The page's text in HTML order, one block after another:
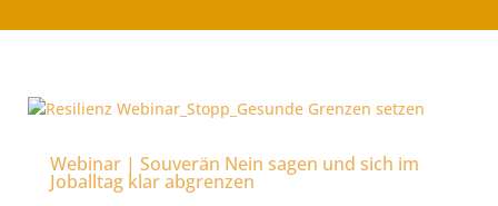
Webinar | Souverän Nein sagen und sich im
Joballtag klar abgrenzen